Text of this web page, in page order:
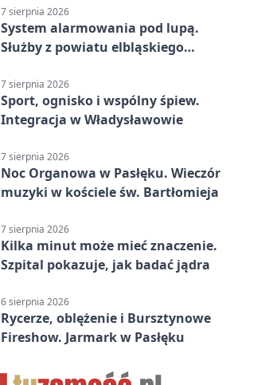
7 sierpnia 2026
System alarmowania pod lupą.
Służby z powiatu elbląskiego
7 sierpnia 2026
Sport, ognisko i wspólny śpiew.
Integracja w Władysławowie
7 sierpnia 2026
Noc Organowa w Pasłęku. Wieczór
muzyki w kościele św. Bartłomieja
7 sierpnia 2026
Kilka minut może mieć znaczenie.
Szpital pokazuje, jak badać jądra
6 sierpnia 2026
Rycerze, oblężenie i Bursztynowe
Fireshow. Jarmark w Pasłęku